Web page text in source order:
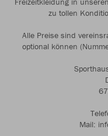
zu tollen
Alle Preise sind
optional können
Mail: